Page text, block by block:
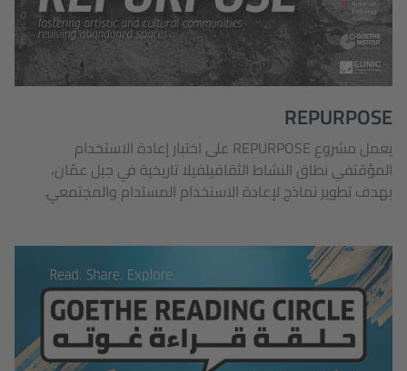
REPURPOSE
يعمل مشروع REPURPOSE على اختبار إعادة الاستخدام
المؤقتفي نطاق النشاط الثقافيلفيلا تاريخية في جبل عمّان،
بهدف تطوير نماذج لإعادة الاستخدام المستدام والمجتمعي.